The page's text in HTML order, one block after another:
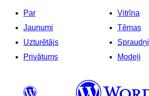
Par
Jaunumi
Uzturētājs
Privātums
Vitrīna
Tēmas
Spraudņi
Modeļi